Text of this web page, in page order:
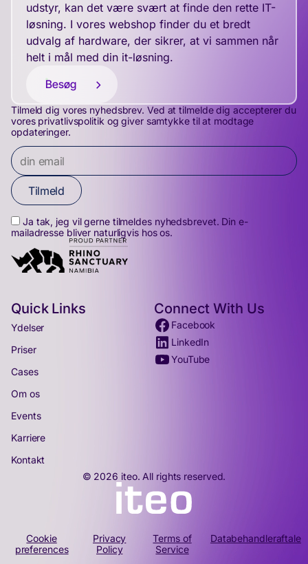
udstyr, kan det være svært at finde den rette IT-
løsning. I vores webshop finder du et bredt
udvalg af hardware, der sikrer, at vi sammen når
helt i mål med din it-løsning.
Besøg
Tilmeld dig vores nyhedsbrev. Ved at tilmelde dig accepterer du
vores privatlivspolitik og giver samtykke til at modtage
opdateringer.
Tilmeld
Ja tak, jeg vil gerne tilmeldes nyhedsbrevet. Din e-
mailadresse bliver naturligvis hos os.
Quick Links
Ydelser
Priser
Cases
Om os
Events
Karriere
Kontakt
Connect With Us
Facebook
LinkedIn
YouTube
© 2026 iteo. All rights reserved.
Cookie
preferences
Privacy
Policy
Terms of
Service
Databehandleraftale